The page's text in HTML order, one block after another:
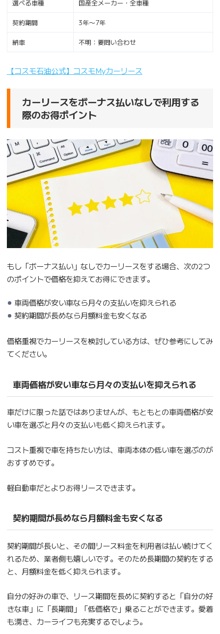
選べる車種 国産全メーカー・全車種
契約期間 3年〜7年
納車 不明：要問い合わせ
【コスモ石油公式】コスモMyカーリース
カーリースをボーナス払いなしで利用する
際のお得ポイント
もし「ボーナス払い」なしでカーリースをする場合、次の2つ
のポイントで価格を抑えてお得にできます。
車両価格が安い車なら月々の支払いを抑えられる
契約期間が長めなら月額料金も安くなる
価格重視でカーリースを検討している方は、ぜひ参考にしてみ
てください。
車両価格が安い車なら月々の支払いを抑えられる
車だけに限った話ではありませんが、もともとの車両価格が安
い車を選ぶと月々の支払いも低く抑えられます。
コスト重視で車を持ちたい方は、車両本体の低い車を選ぶのが
おすすめです。
軽自動車だとよりお得リースできます。
契約期間が長めなら月額料金も安くなる
契約期間が長いと、その間リース料金を利用者は払い続けてく
れるため、業者側も嬉しいです。そのため長期間の契約をする
と、月額料金を低く抑えられます。
自分の好みの車で、リース期間を長めに契約すると「自分の好
きな車」に「長期間」「低価格で」乗ることができます。愛着
も湧き、カーライフも充実するでしょう。